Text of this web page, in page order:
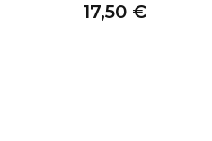
17,50 €